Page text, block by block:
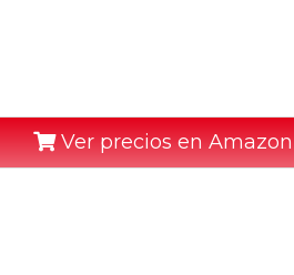
Ver precios en Amazon